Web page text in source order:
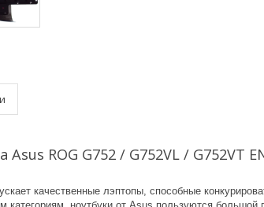
Asus ROG G752 / G752VL /
качественные лэптопы, способные